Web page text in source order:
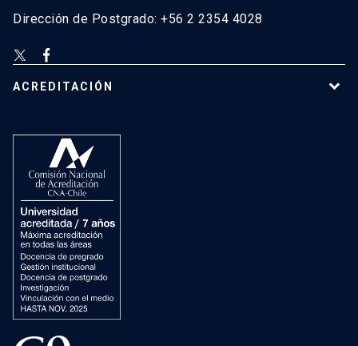
Dirección de Postgrado: +56 2 2354 4028
ACREDITACIÓN